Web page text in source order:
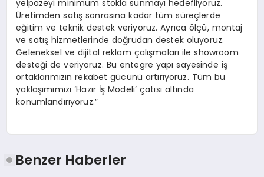
yelpazeyi minimum stokla sunmayı hedefliyoruz.
Üretimden satış sonrasına kadar tüm süreçlerde
eğitim ve teknik destek veriyoruz. Ayrıca ölçü, montaj
ve satış hizmetlerinde doğrudan destek oluyoruz.
Geleneksel ve dijital reklam çalışmaları ile showroom
desteği de veriyoruz. Bu entegre yapı sayesinde iş
ortaklarımızın rekabet gücünü artırıyoruz. Tüm bu
yaklaşımımızı ‘Hazır İş Modeli’ çatısı altında
konumlandırıyoruz.”
Benzer Haberler